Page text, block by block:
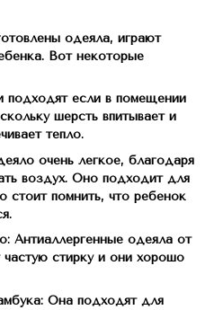
одеяла, играют
Вот некоторые
если в помещении
шерсть впитывает и
тепло.
очень легкое, благодаря
воздух. Оно подходит для
стоит помнить, что ребенок
Антиаллергенные одеяла от
стирку и они хорошо
Она подходят для